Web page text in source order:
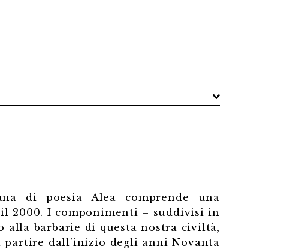
di poesia Alea comprende una
2000. I componimenti – suddivisi in
alla barbarie di questa nostra civiltà,
dall’inizio degli anni Novanta